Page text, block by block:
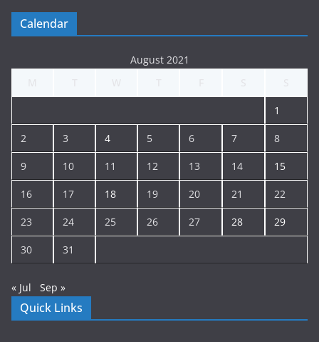
Calendar
August 2021
1
2 3 4 5 6 7 8
9 10 11 12 13 14 15
16 17 18 19 20 21 22
23 24 25 26 27 28 29
30 31
« Jul Sep »
Quick Links